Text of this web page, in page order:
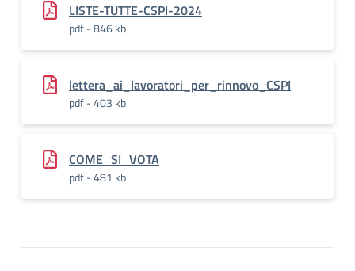
LISTE-TUTTE-CSPI-2024
pdf - 846 kb
lettera_ai_lavoratori_per_rinnovo_CSPI
pdf - 403 kb
COME_SI_VOTA
pdf - 481 kb